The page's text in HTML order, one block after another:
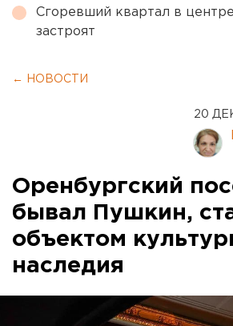
Сгоревший квартал в
застроят
← НОВОСТИ
20
Оренбургский
бывал Пушкин,
объектом
наследия